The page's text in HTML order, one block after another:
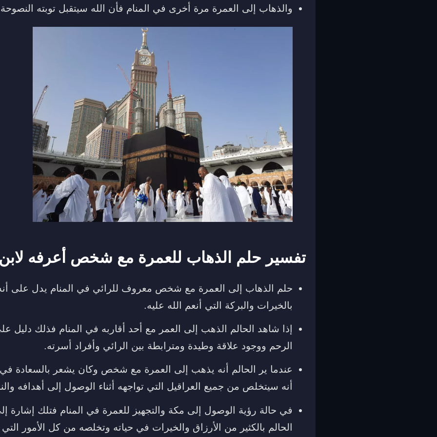
والذهاب إلى العمرة مرة أخرى في المنام فأن الله سيتقبل توبته النصوحة
تفسير حلم الذهاب للعمرة مع شخص أعرفه
حلم الذهاب إلى العمرة مع شخص معروف للرائي في المنام يدل على أنه
بالخيرات والبركة التي أنعم الله عليه.
إذا شاهد الحالم الذهب إلى العمر مع أحد أقاربه في المنام فذلك
الرحم ووجود علاقة وطيدة ومترابطة بين الرائي وأفراد أسرته.
عندما ير الحالم أنه يذهب إلى العمرة مع شخص وكان يشعر بالسعادة في
أنه سيتخلص من جميع العراقيل التي تواجهه أثناء الوصول إلى أهدافه
في حالة رؤية الوصول إلى مكة والتجهيز للعمرة في المنام فتلك إشارة
الحالم بالكثير من الأرزاق والخيرات في حياته وتخلصه من كل الأمور